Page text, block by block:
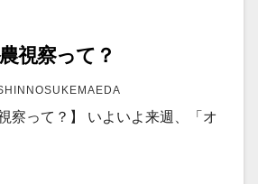
視察って？
察って？】 いよいよ来週、「オ